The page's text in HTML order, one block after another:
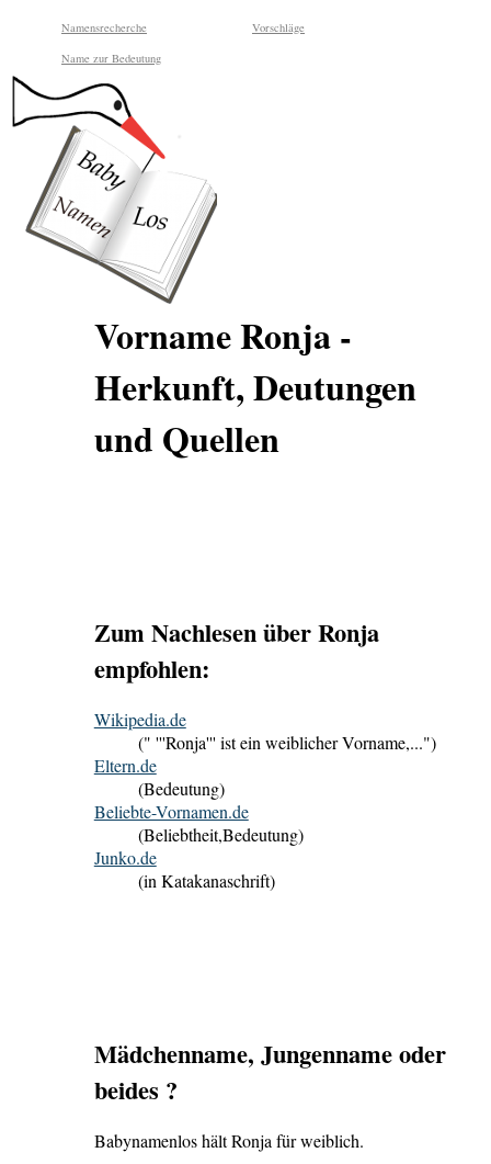
Namensrecherche Vorschläge
Name zur Bedeutung
Vorname Ronja -
Herkunft, Deutungen
und Quellen
Zum Nachlesen über Ronja
empfohlen:
Wikipedia.de
(" '''Ronja''' ist ein weiblicher Vorname,...")
Eltern.de
(Bedeutung)
Beliebte-Vornamen.de
(Beliebtheit,Bedeutung)
Junko.de
(in Katakanaschrift)
Mädchenname, Jungenname oder
beides ?
Babynamenlos hält Ronja für weiblich.